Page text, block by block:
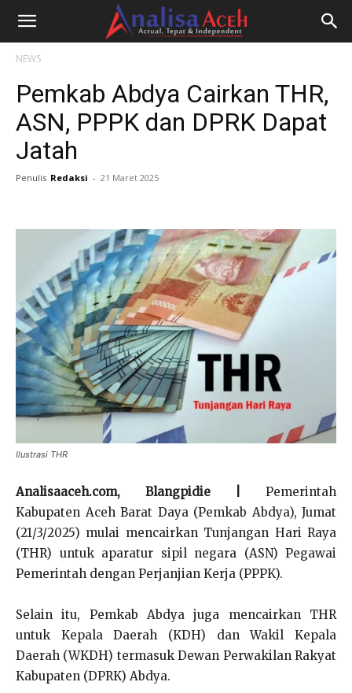
NEWS
Pemkab Abdya Cairkan THR,
ASN, PPPK dan DPRK Dapat
Jatah
Penulis Redaksi - 21 Maret 2025
Ilustrasi THR
Analisaaceh.com, Blangpidie |
Pemerintah
Kabupaten Aceh Barat Daya (Pemkab Abdya), Jumat
(21/3/2025) mulai mencairkan Tunjangan Hari Raya
(THR) untuk aparatur sipil negara (ASN) Pegawai
Pemerintah dengan Perjanjian Kerja (PPPK).
Selain itu, Pemkab Abdya juga mencairkan THR
untuk Kepala Daerah (KDH) dan Wakil Kepala
Daerah (WKDH) termasuk Dewan Perwakilan Rakyat
Kabupaten (DPRK) Abdya.